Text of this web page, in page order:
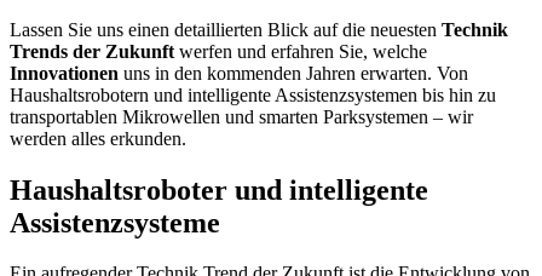
Lassen Sie uns einen detaillierten Blick auf die neuesten Technik
Trends der Zukunft werfen und erfahren Sie, welche
Innovationen uns in den kommenden Jahren erwarten. Von
Haushaltsrobotern und intelligente Assistenzsystemen bis hin zu
transportablen Mikrowellen und smarten Parksystemen – wir
werden alles erkunden.
Haushaltsroboter und intelligente
Assistenzsysteme